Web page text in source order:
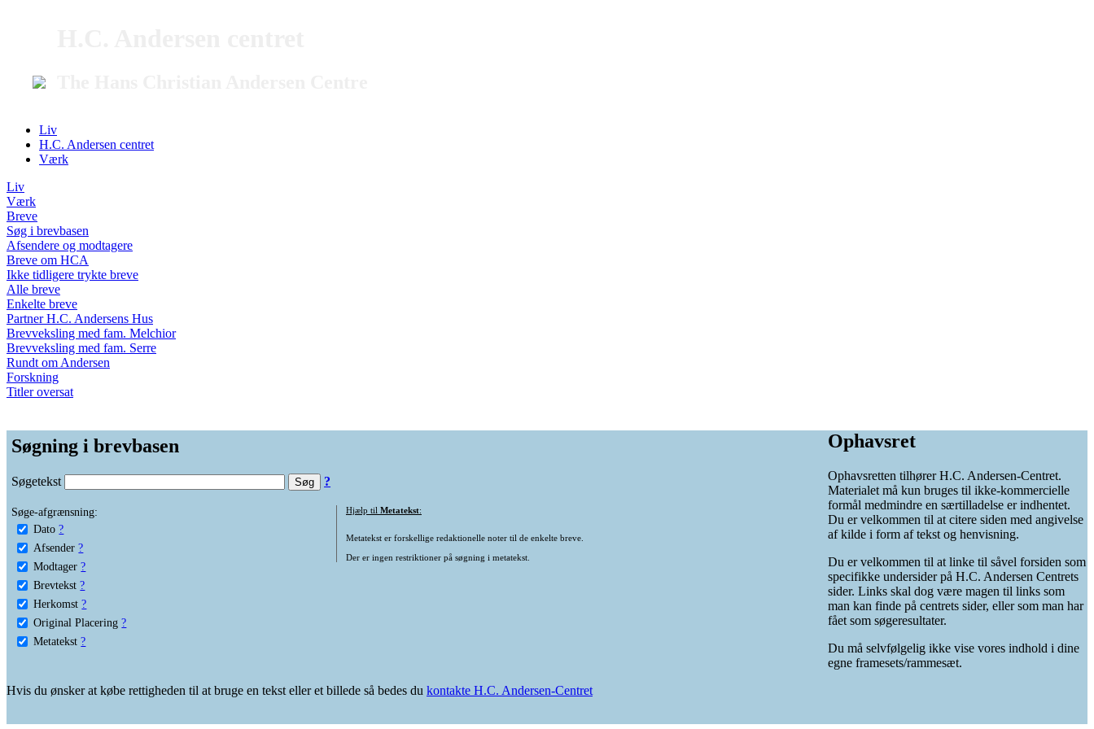
Liv
H.C. Andersen centret
Værk
Liv
Værk
Breve
Søg i brevbasen
Afsendere og modtagere
Breve om HCA
Ikke tidligere trykte breve
Alle breve
Enkelte breve
Partner H.C. Andersens Hus
Brevveksling med fam. Melchior
Brevveksling med fam. Serre
Rundt om Andersen
Forskning
Titler oversat
Søgning i brevbasen
Søgetekst ?
Søge-afgrænsning:
Dato ?
Afsender ?
Modtager ?
Brevtekst ?
Herkomst ?
Original Placering ?
Metatekst ?
Hjælp til Metatekst:
Metatekst er forskellige redaktionelle noter til de enkelte breve.
Der er ingen restriktioner på søgning i metatekst.
Ophavsret
Ophavsretten tilhører H.C. Andersen-Centret.
Materialet må kun bruges til ikke-kommercielle
formål medmindre en særtilladelse er indhentet.
Du er velkommen til at citere siden med angivelse
af kilde i form af tekst og henvisning.
Du er velkommen til at linke til såvel forsiden som
specifikke undersider på H.C. Andersen Centrets
sider. Links skal dog være magen til links som
man kan finde på centrets sider, eller som man har
fået som søgeresultater.
Du må selvfølgelig ikke vise vores indhold i dine
egne framesets/rammesæt.
Hvis du ønsker at købe rettigheden til at bruge en tekst eller et billede så bedes du kontakte H.C. Andersen-Centret